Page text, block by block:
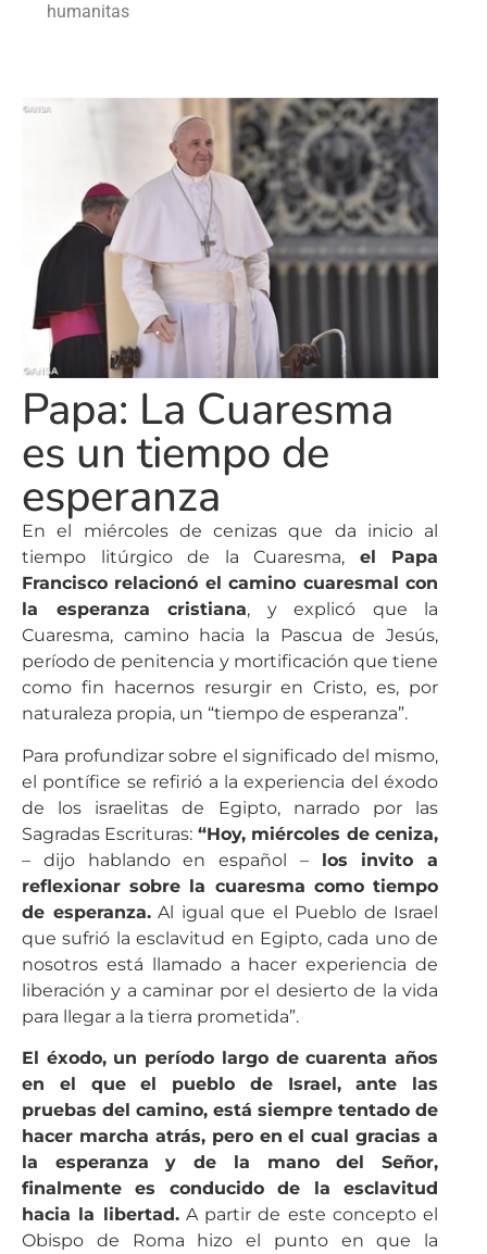
humanitas
Papa: La Cuaresma
es un tiempo de
esperanza
En el miércoles de cenizas que da inicio al
tiempo litúrgico de la Cuaresma, el Papa
Francisco relacionó el camino cuaresmal con
la esperanza cristiana, y explicó que la
Cuaresma, camino hacia la Pascua de Jesús,
período de penitencia y mortificación que tiene
como fin hacernos resurgir en Cristo, es, por
naturaleza propia, un “tiempo de esperanza”.
Para profundizar sobre el significado del mismo,
el pontífice se refirió a la experiencia del éxodo
de los israelitas de Egipto, narrado por las
Sagradas Escrituras: “Hoy, miércoles de ceniza,
– dijo hablando en español – los invito a
reflexionar sobre la cuaresma como tiempo
de esperanza.Al igual que el Pueblo de Israel
que sufrió la esclavitud en Egipto, cada uno de
nosotros está llamado a hacer experiencia de
liberación y a caminar por el desierto de la vida
para llegar a la tierra prometida”.
El éxodo, un período largo de cuarenta años
en el que el pueblo de Israel, ante las
pruebas del camino, está siempre tentado de
hacer marcha atrás, pero en el cual gracias a
la esperanza y de la mano del Señor,
finalmente es conducido de la esclavitud
hacia la libertad.A partir de este concepto el
Obispo de Roma hizo el punto en que la